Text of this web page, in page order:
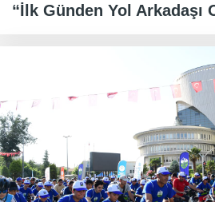
“İlk Günden Yol Arkadaşı